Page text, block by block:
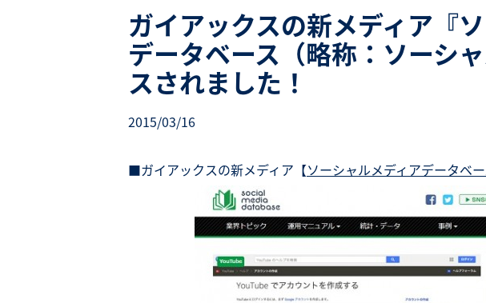
クリエイティブ
SNS投稿キャンペ
SNS広告運用
SNS勉強会・eラ
ガイアックスの新メディア『
データベース（略称：ソーシ
スされました！
2015/03/16
■ガイアックスの新メディア【ソーシャルメディアデータベ